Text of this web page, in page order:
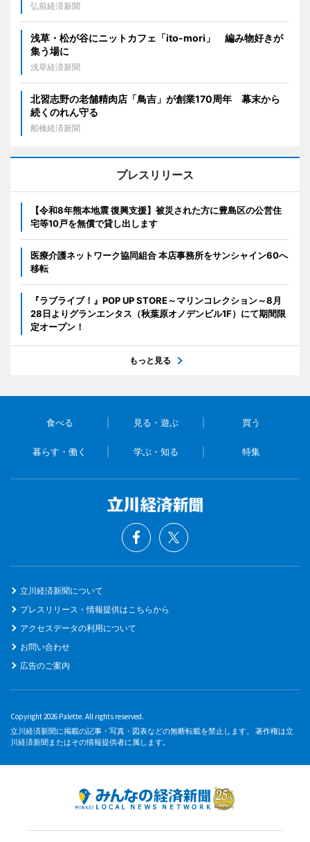
弘前経済新聞
浅草・松が谷にニットカフェ「ito-mori」 編み物好きが
集う場に
浅草経済新聞
北習志野の老舗精肉店「鳥吉」が創業170周年 幕末から
続くのれん守る
船橋経済新聞
プレスリリース
【令和8年熊本地震 復興支援】被災された方に豊島区の公営住
宅等10戸を無償で貸し出します
医療介護ネットワーク協同組合 本店事務所をサンシャイン60へ
移転
『ラブライブ！』POP UP STORE～マリンコレクション～8月
28日よりグランエンタス（秋葉原オノデンビル1F）にて期間限
定オープン！
もっと見る
食べる 見る・遊ぶ 買う
暮らす・働く 学ぶ・知る 特集
立川経済新聞について
プレスリリース・情報提供はこちらから
アクセスデータの利用について
お問い合わせ
広告のご案内
Copyright 2026 Palette. All rights reserved.
立川経済新聞に掲載の記事・写真・図表などの無断転載を禁止します。 著作権は立
川経済新聞またはその情報提供者に属します。